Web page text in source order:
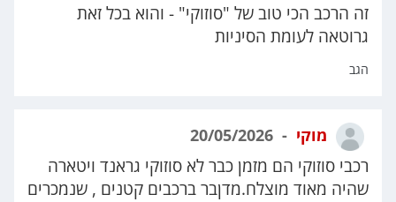
זה הרכב הכי טוב של "סוזוקי" - והוא בכל זאת
גרוטאה לעומת הסיניות
הגב
מוקי
רכבי סוזוקי הם מזמן כבר לא סוזוקי גראנד ויטארה
שהיה מאוד מוצלח.מדןבר ברכבים קטנים , שנמכרים